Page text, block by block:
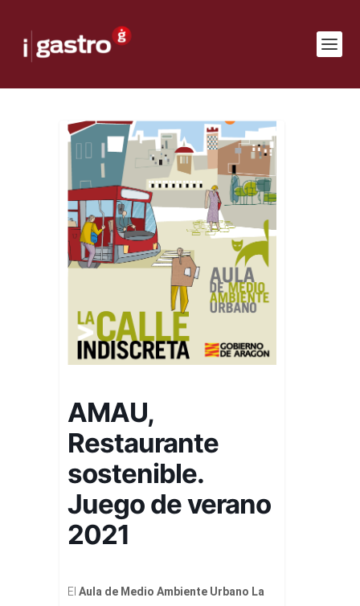
AMAU,
Restaurante
sostenible.
Juego de verano
2021
El Aula de Medio Ambiente Urbano La